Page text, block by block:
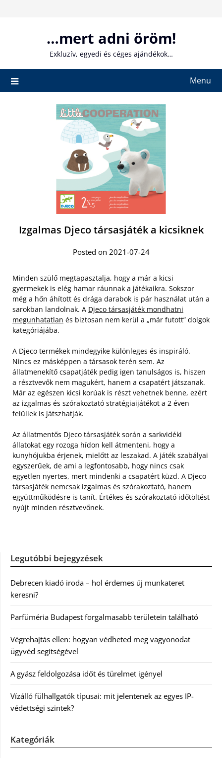
…mert adni öröm!
Exkluzív, egyedi és céges ajándékok…
Menu
Izgalmas Djeco társasjáték a kicsiknek
Posted on 2021-07-24
Minden szülő megtapasztalja, hogy a már a kicsi
gyermekek is elég hamar ráunnak a játékaikra. Sokszor
még a hőn áhított és drága darabok is pár használat után a
sarokban landolnak. A Djeco társasjáték mondhatni
megunhatatlan és biztosan nem kerül a „már futott” dolgok
kategóriájába.
A Djeco termékek mindegyike különleges és inspiráló.
Nincs ez másképpen a társasok terén sem. Az
állatmenekítő csapatjáték pedig igen tanulságos is, hiszen
a résztvevők nem magukért, hanem a csapatért játszanak.
Már az egészen kicsi korúak is részt vehetnek benne, ezért
az izgalmas és szórakoztató stratégiaijátékot a 2 éven
felüliek is játszhatják.
Az állatmentős Djeco társasjáték során a sarkvidéki
állatokat egy rozoga hídon kell átmenteni, hogy a
kunyhójukba érjenek, mielőtt az leszakad. A játék szabályai
egyszerűek, de ami a legfontosabb, hogy nincs csak
egyetlen nyertes, mert mindenki a csapatért küzd. A Djeco
társasjáték nemcsak izgalmas és szórakoztató, hanem
együttműködésre is tanít. Értékes és szórakoztató időtöltést
nyújt minden résztvevőnek.
Legutóbbi bejegyzések
Debrecen kiadó iroda – hol érdemes új munkateret
keresni?
Parfüméria Budapest forgalmasabb területein található
Végrehajtás ellen: hogyan védheted meg vagyonodat
ügyvéd segítségével
A gyász feldolgozása időt és türelmet igényel
Vízálló fülhallgatók típusai: mit jelentenek az egyes IP-
védettségi szintek?
Kategóriák